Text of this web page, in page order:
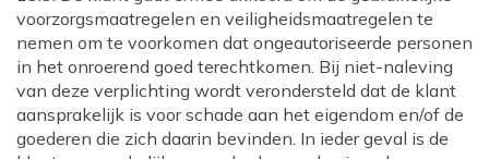
voorzorgsmaatregelen en veiligheidsmaatregelen te
nemen om te voorkomen dat ongeautoriseerde personen
in het onroerend goed terechtkomen. Bij niet-naleving
van deze verplichting wordt verondersteld dat de klant
aansprakelijk is voor schade aan het eigendom en/of de
goederen die zich daarin bevinden. In ieder geval is de